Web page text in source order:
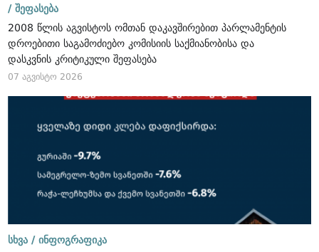
/ შეფასება
2008 წლის აგვისტოს ომთან დაკავშირებით პარლამენტის
დროებითი საგამოძიებო კომისიის საქმიანობისა და
დასკვნის კრიტიკული შეფასება
07 აგვისტო 2026
სხვა / ინფოგრაფიკა